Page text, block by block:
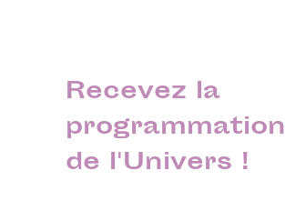
Recevez la
programmation
de l'Univers !